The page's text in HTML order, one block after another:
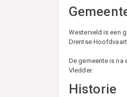
Westerveld is een
Drentse Hoofdvaart
De gemeente is na
Vledder.
Historie